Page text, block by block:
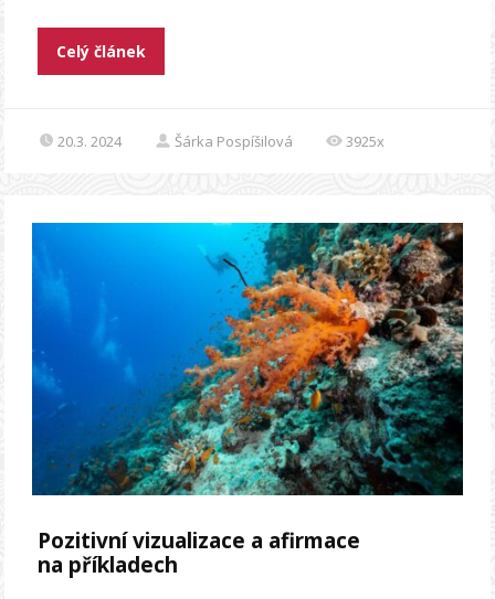
Celý článek
20.3. 2024 Šárka Pospíšilová 3925x
Pozitivní vizualizace a afirmace
na příkladech